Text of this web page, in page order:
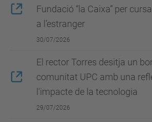
Fundació “la Caixa” per
a l’estranger
30/07/2026
El rector Torres desitja un
comunitat UPC amb una
l'impacte de la tecnologia
29/07/2026